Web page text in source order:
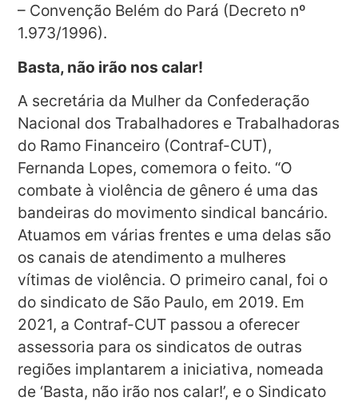
– Convenção Belém do Pará (Decreto nº
1.973/1996).
Basta, não irão nos calar!
A secretária da Mulher da Confederação
Nacional dos Trabalhadores e Trabalhadoras
do Ramo Financeiro (Contraf-CUT),
Fernanda Lopes, comemora o feito. “O
combate à violência de gênero é uma das
bandeiras do movimento sindical bancário.
Atuamos em várias frentes e uma delas são
os canais de atendimento a mulheres
vítimas de violência. O primeiro canal, foi o
do sindicato de São Paulo, em 2019. Em
2021, a Contraf-CUT passou a oferecer
assessoria para os sindicatos de outras
regiões implantarem a iniciativa, nomeada
de ‘Basta, não irão nos calar!’, e o Sindicato